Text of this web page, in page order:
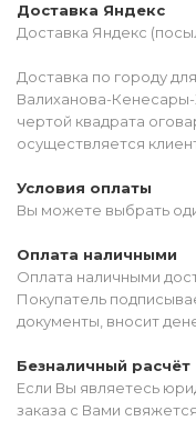
Доставка Яндекс
Доставка Яндекс
Доставка по городу
Валиханова-
чертой квадрата
осуществляется
Условия оплаты
Вы можете выбрать
Оплата наличными
Оплата наличными
Покупатель
документы, вносит
Безналичный расчёт
Если Вы являетесь
заказа с Вами